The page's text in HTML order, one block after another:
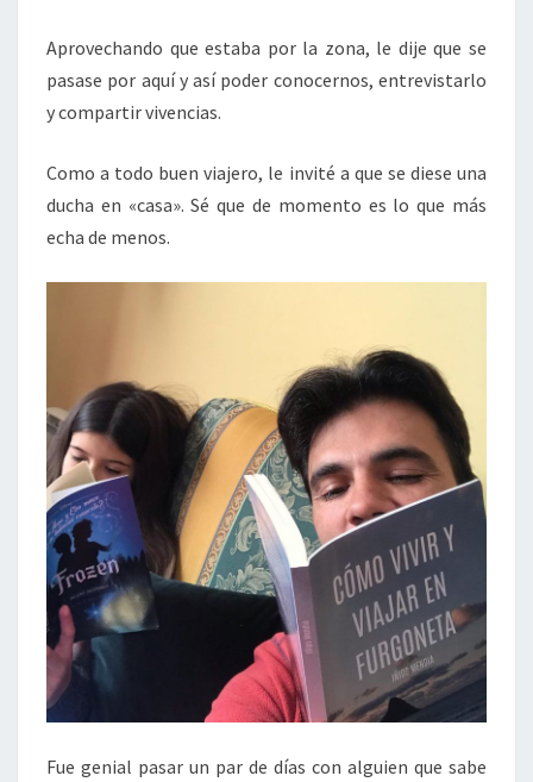
Aprovechando que estaba por la zona, le dije que se
pasase por aquí y así poder conocernos, entrevistarlo
y compartir vivencias.
Como a todo buen viajero, le invité a que se diese una
ducha en «casa». Sé que de momento es lo que más
echa de menos.
Fue genial pasar un par de días con alguien que sabe